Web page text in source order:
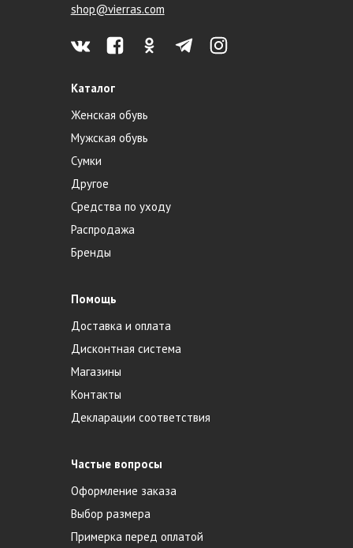
shop@vierras.com
Каталог
Женская обувь
Мужская обувь
Сумки
Другое
Средства по уходу
Распродажа
Бренды
Помощь
Доставка и оплата
Дисконтная система
Магазины
Контакты
Декларации соответствия
Частые вопросы
Оформление заказа
Выбор размера
Примерка перед оплатой